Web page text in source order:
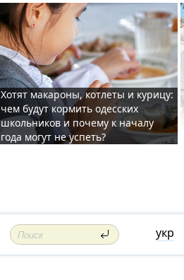
Хотят макароны, котлеты и курицу:
чем будут кормить одесских
школьников и почему к началу
года могут не успеть?
укр